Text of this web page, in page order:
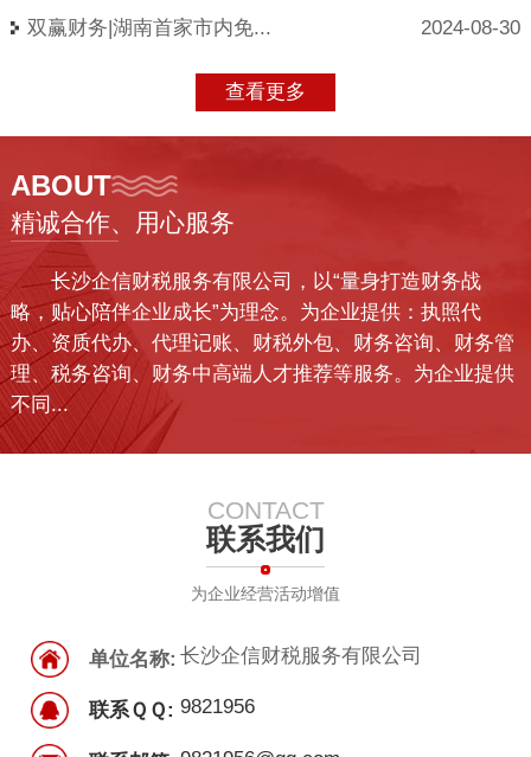
2024-08-30
双赢财务|湖南首家市内免...
查看更多
ABOUT
精诚合作、用心服务
长沙企信财税服务有限公司，以“量身打造财务战
略，贴心陪伴企业成长”为理念。为企业提供：执照代
办、资质代办、代理记账、财税外包、财务咨询、财务管
理、税务咨询、财务中高端人才推荐等服务。为企业提供
不同...
CONTACT
联系我们
为企业经营活动增值
单位名称: 长沙企信财税服务有限公司
联系ＱＱ: 9821956